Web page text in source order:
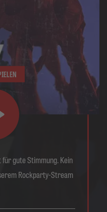
für gute Stimmung. Kein
Rockparty-Stream